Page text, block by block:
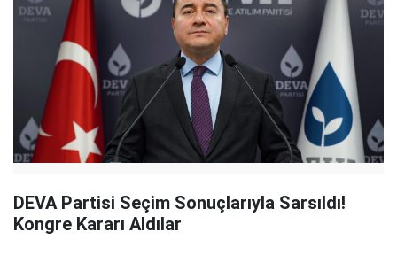
DEVA Partisi Seçim Sonuçlarıyla Sarsıldı!
Kongre Kararı Aldılar